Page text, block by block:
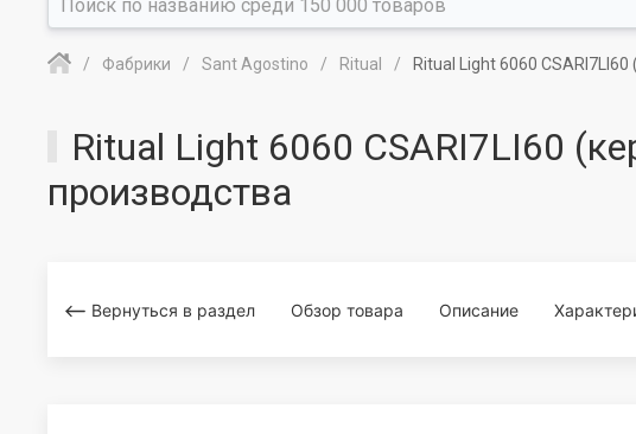
Фабрики Sant Agostino Ritual Ritual Light 6060
Ritual Light 6060 CSARI7LI60
производства
Вернуться в раздел Обзор товара Описание